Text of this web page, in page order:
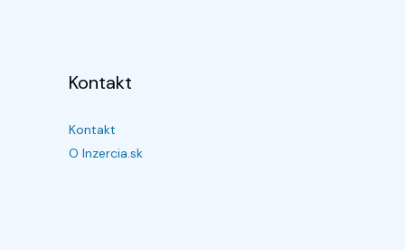
Kontakt
Kontakt
O Inzercia.sk